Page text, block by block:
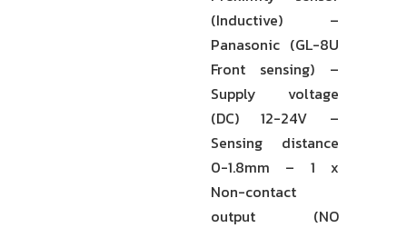
(Inductive) –
Panasonic (GL-8U
Front sensing) –
Supply voltage
(DC) 12-24V –
Sensing distance
0-1.8mm – 1 x
Non-contact
output (NO